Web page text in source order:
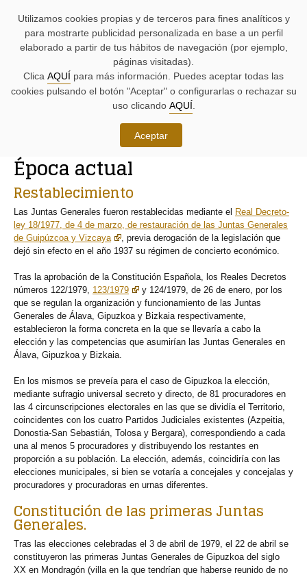
NAVEGACIÓN:
contenido.
parlamentaria.
parlamentarias.
MENÚS
PRINCIPAL
Conoce las Juntas Generales
ACCESO
PÁGINA
ACTUAL
CONTENIDO
PRINCIPAL
DE
PÁGINA
Época actual
Restablecimiento
Las Juntas Generales fueron restablecidas mediante el Real Decreto-
ley 18/1977, de 4 de marzo, de restauración de las Juntas Generales
de Guipúzcoa y Vizcaya
, previa derogación de la legislación que
dejó sin efecto en el año 1937 su régimen de concierto económico.
Tras la aprobación de la Constitución Española, los Reales Decretos
números 122/1979, 123/1979
y 124/1979, de 26 de enero, por los
que se regulan la organización y funcionamiento de las Juntas
Generales de Álava, Gipuzkoa y Bizkaia respectivamente,
establecieron la forma concreta en la que se llevaría a cabo la
elección y las competencias que asumirían las Juntas Generales en
Álava, Gipuzkoa y Bizkaia.
En los mismos se preveía para el caso de Gipuzkoa la elección,
mediante sufragio universal secreto y directo, de 81 procuradores en
las 4 circunscripciones electorales en las que se dividía el Territorio,
coincidentes con los cuatro Partidos Judiciales existentes (Azpeitia,
Donostia-San Sebastián, Tolosa y Bergara), correspondiendo a cada
una al menos 5 procuradores y distribuyendo los restantes en
proporción a su población. La elección, además, coincidiría con las
elecciones municipales, si bien se votaría a concejales y concejalas y
procuradores y procuradoras en urnas diferentes.
Constitución de las primeras Juntas
Generales.
Tras las elecciones celebradas el 3 de abril de 1979, el 22 de abril se
constituyeron las primeras Juntas Generales de Gipuzkoa del siglo
XX en Mondragón (villa en la que tendrían que haberse reunido de no
Utilizamos cookies propias y de terceros para fines analíticos y
para mostrarte publicidad personalizada en base a un perfil
elaborado a partir de tus hábitos de navegación (por ejemplo,
páginas visitadas).
Clica AQUÍ para más información. Puedes aceptar todas las
cookies pulsando el botón "Aceptar" o configurarlas o rechazar su
uso clicando AQUÍ
Aceptar